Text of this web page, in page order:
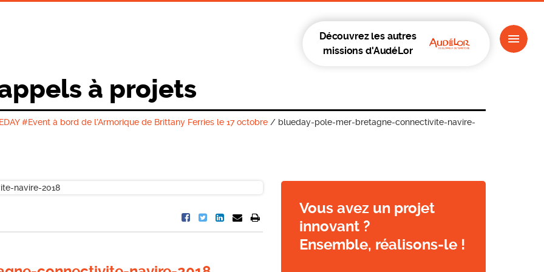
Découvrez les autres
missions d'AudéLor
à projets
#Event à bord de l’Armorique de Brittany Ferries le 17 octobre / blueday-pole-mer-bretagne-connectivite-navire-
Vous avez un projet
innovant ?
Ensemble, réalisons-le !